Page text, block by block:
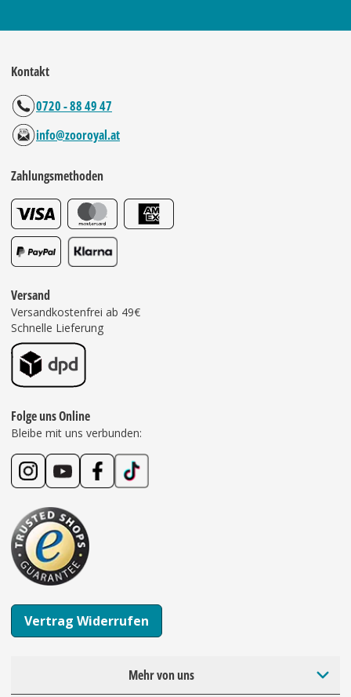
Kontakt
0720 - 88 49 47
info@zooroyal.at
Zahlungsmethoden
Versand
Versandkostenfrei ab 49€
Schnelle Lieferung
Folge uns Online
Bleibe mit uns verbunden:
Vertrag Widerrufen
Mehr von uns